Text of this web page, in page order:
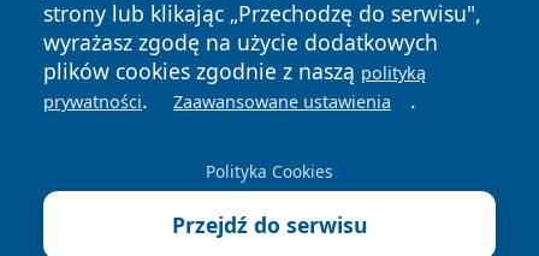
strony lub klikając „Przechodzę do serwisu",
wyrażasz zgodę na użycie dodatkowych
plików cookies zgodnie z naszą polityką
prywatności. Zaawansowane ustawienia .
Polityka Cookies
Przejdź do serwisu
Prywatności
Cookies